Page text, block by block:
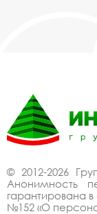
© 2012-2026
Анонимность
гарантирована
№152 «О